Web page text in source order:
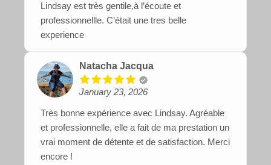
Lindsay est très gentile,à l’écoute et
professionnellle. C’était une tres belle
experience
Natacha Jacqua
January 23, 2026
Très bonne expérience avec Lindsay. Agréable
et professionnelle, elle a fait de ma prestation un
vrai moment de détente et de satisfaction. Merci
encore !